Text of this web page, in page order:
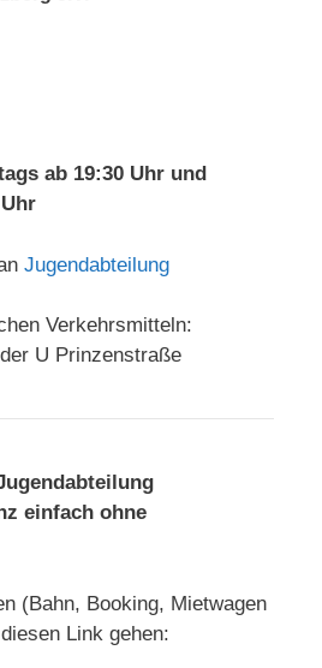
ab 19:30 Uhr und
Jugendabteilung
Verkehrsmitteln:
U Prinzenstraße
einfach ohne
(Bahn, Booking, Mietwagen
Link gehen: